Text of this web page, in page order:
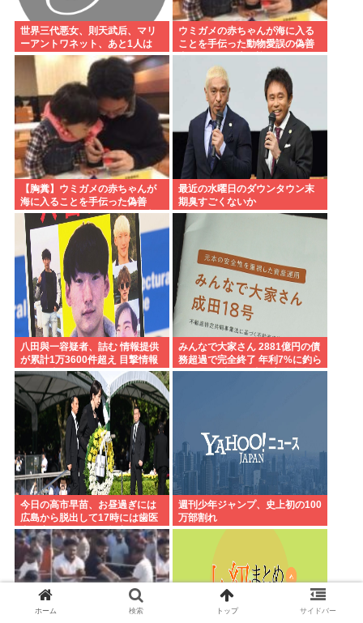
世界三代悪女、則天武后、マリ
ーアントワネット、あと1人は
ウミガメの赤ちゃんが海に入る
ことを手伝った動物愛誤の偽善
者、最悪の結末を迎える
【胸糞】ウミガメの赤ちゃんが
海に入ることを手伝った偽善
者、最悪の行動だったことが判
明
最近の水曜日のダウンタウン末
期臭すごくないか
八田與一容疑者、詰む 情報提供
が累計1万3600件超え 目撃情報
は「関東」が最多
みんなで大家さん 2881億円の債
務超過で完全終了 年利7%に釣ら
れた3万人超の弱者の老後資金
今日の高市早苗、お昼過ぎには
広島から脱出して17時には歯医
者に寄ってそのまま帰宅
週刊少年ジャンプ、史上初の100
万部割れ
ホーム 検索 トップ サイドバー